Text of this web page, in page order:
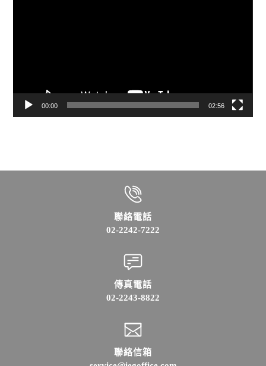
00:00 02:56
聯絡電話
02-2242-7222
傳真電話
02-2243-8822
聯絡信箱